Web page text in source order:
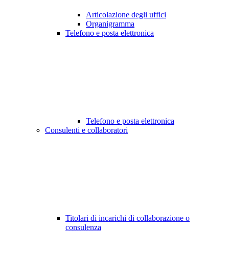
Articolazione degli uffici
Organigramma
Telefono e posta elettronica
Telefono e posta elettronica
Consulenti e collaboratori
Titolari di incarichi di collaborazione o
consulenza